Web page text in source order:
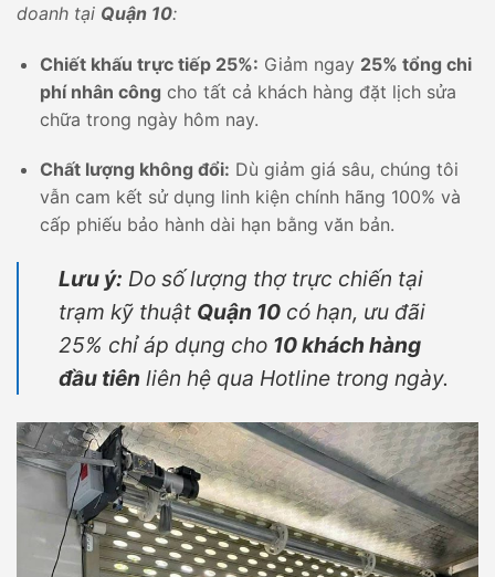
doanh tại Quận 10:
Chiết khấu trực tiếp 25%: Giảm ngay 25% tổng chi
phí nhân công cho tất cả khách hàng đặt lịch sửa
chữa trong ngày hôm nay.
Chất lượng không đổi: Dù giảm giá sâu, chúng tôi
vẫn cam kết sử dụng linh kiện chính hãng 100% và
cấp phiếu bảo hành dài hạn bằng văn bản.
Lưu ý: Do số lượng thợ trực chiến tại
trạm kỹ thuật Quận 10 có hạn, ưu đãi
25% chỉ áp dụng cho 10 khách hàng
đầu tiên liên hệ qua Hotline trong ngày.